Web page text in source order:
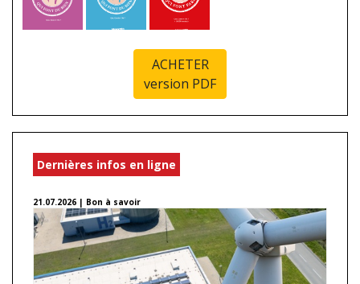
ACHETER
version PDF
Dernières infos en ligne
21.07.2026 | Bon à savoir